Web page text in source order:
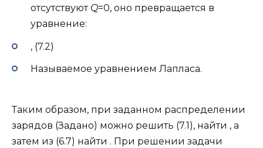
отсутствуют Q=0, оно превращается в
уравнение:
, (7.2)
Называемое уравнением Лапласа.
Таким образом, при заданном распределении
зарядов (Задано) можно решить (7.1), найти , а
затем из (6.7) найти . При решении задачи